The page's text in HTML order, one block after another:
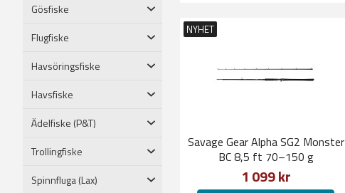
Gösfiske
Flugfiske
Havsöringsfiske
Havsfiske
Ädelfiske (P&T)
Trollingfiske
Spinnfluga (Lax)
NYHET
Savage Gear Alpha SG2 Monster
BC 8,5 ft 70–150 g
1 099 kr